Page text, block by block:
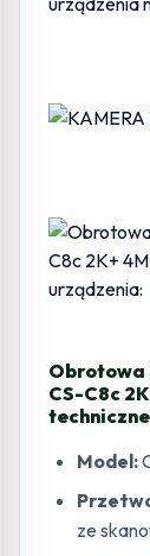
Obrotowa
CS-C8c
Model:
ze